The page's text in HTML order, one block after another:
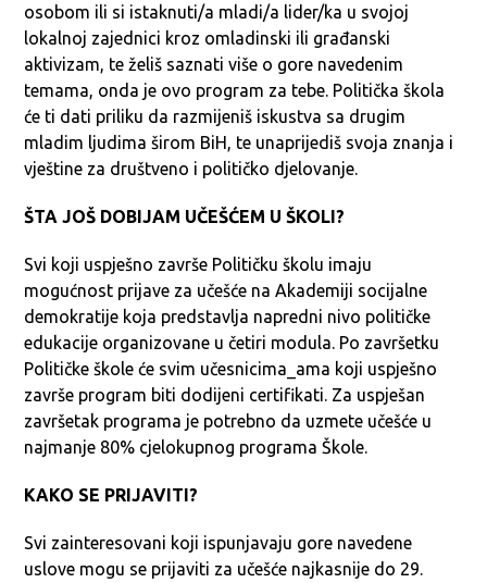
osobom ili si istaknuti/a mladi/a lider/ka u svojoj
lokalnoj zajednici kroz omladinski ili građanski
aktivizam, te želiš saznati više o gore navedenim
temama, onda je ovo program za tebe. Politička škola
će ti dati priliku da razmijeniš iskustva sa drugim
mladim ljudima širom BiH, te unaprijediš svoja znanja i
vještine za društveno i političko djelovanje.
ŠTA JOŠ DOBIJAM UČEŠĆEM U ŠKOLI?
Svi koji uspješno završe Političku školu imaju
mogućnost prijave za učešće na Akademiji socijalne
demokratije koja predstavlja napredni nivo političke
edukacije organizovane u četiri modula. Po završetku
Političke škole će svim učesnicima_ama koji uspješno
završe program biti dodijeni certifikati. Za uspješan
završetak programa je potrebno da uzmete učešće u
najmanje 80% cjelokupnog programa Škole.
KAKO SE PRIJAVITI?
Svi zainteresovani koji ispunjavaju gore navedene
uslove mogu se prijaviti za učešće najkasnije do 29.